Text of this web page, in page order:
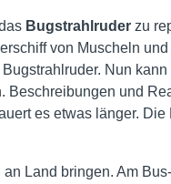
Bugstrahlruder zu
von Muscheln
Nun
Beschreibungen und
es etwas länger.
Land bringen. Am